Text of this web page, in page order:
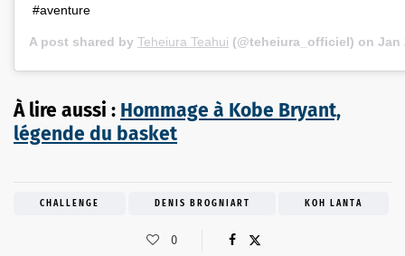
#aventure
A post shared by Teheiura Teahui (@teheiura_officiel) on Jan
À lire aussi : Hommage à Kobe Bryant,
légende du basket
CHALLENGE DENIS BROGNIART KOH LANTA
0